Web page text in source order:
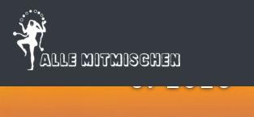
FESTIVAL 11. -
6. 2026